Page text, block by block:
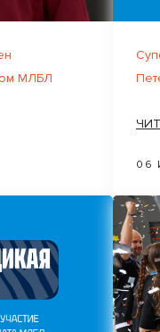
МЛБЛ
06